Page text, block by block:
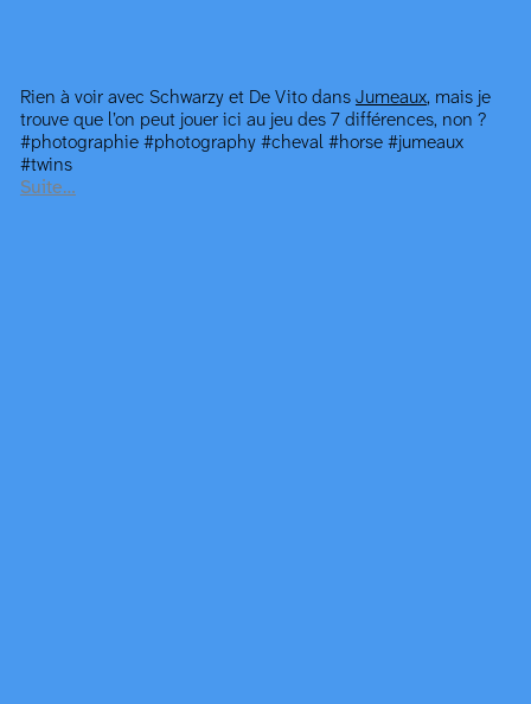
Rien à voir avec Schwarzy et De Vito dans Jumeaux, mais je
trouve que l’on peut jouer ici au jeu des 7 différences, non ?
#photographie #photography #cheval #horse #jumeaux
#twins
Suite…